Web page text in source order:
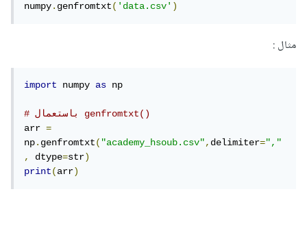
numpy.genfromtxt('data.csv')
مثال :
import numpy as np
# باستعمال genfromtxt()
arr =
np.genfromtxt("academy_hsoub.csv",delimiter=","
,
dtype=str)
print(arr)